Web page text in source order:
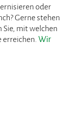
oder
Gerne stehen
mit welchen
erreichen.Wir